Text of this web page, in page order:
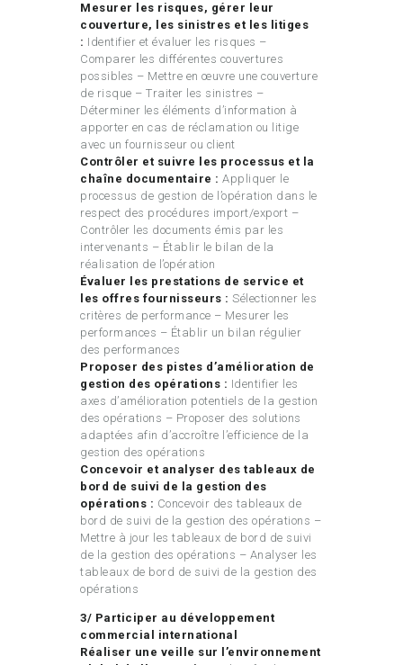
Mesurer les risques, gérer leur
couverture, les sinistres et les litiges
: Identifier et évaluer les risques –
Comparer les différentes couvertures
possibles – Mettre en œuvre une couverture
de risque – Traiter les sinistres –
Déterminer les éléments d’information à
apporter en cas de réclamation ou litige
avec un fournisseur ou client
Contrôler et suivre les processus et la
chaîne documentaire : Appliquer le
processus de gestion de l’opération dans le
respect des procédures import/export –
Contrôler les documents émis par les
intervenants – Établir le bilan de la
réalisation de l’opération
Évaluer les prestations de service et
les offres fournisseurs : Sélectionner les
critères de performance – Mesurer les
performances – Établir un bilan régulier
des performances
Proposer des pistes d’amélioration de
gestion des opérations : Identifier les
axes d’amélioration potentiels de la gestion
des opérations – Proposer des solutions
adaptées afin d’accroître l’efficience de la
gestion des opérations
Concevoir et analyser des tableaux de
bord de suivi de la gestion des
opérations : Concevoir des tableaux de
bord de suivi de la gestion des opérations –
Mettre à jour les tableaux de bord de suivi
de la gestion des opérations – Analyser les
tableaux de bord de suivi de la gestion des
opérations
3/ Participer au développement
commercial international
Réaliser une veille sur l’environnement